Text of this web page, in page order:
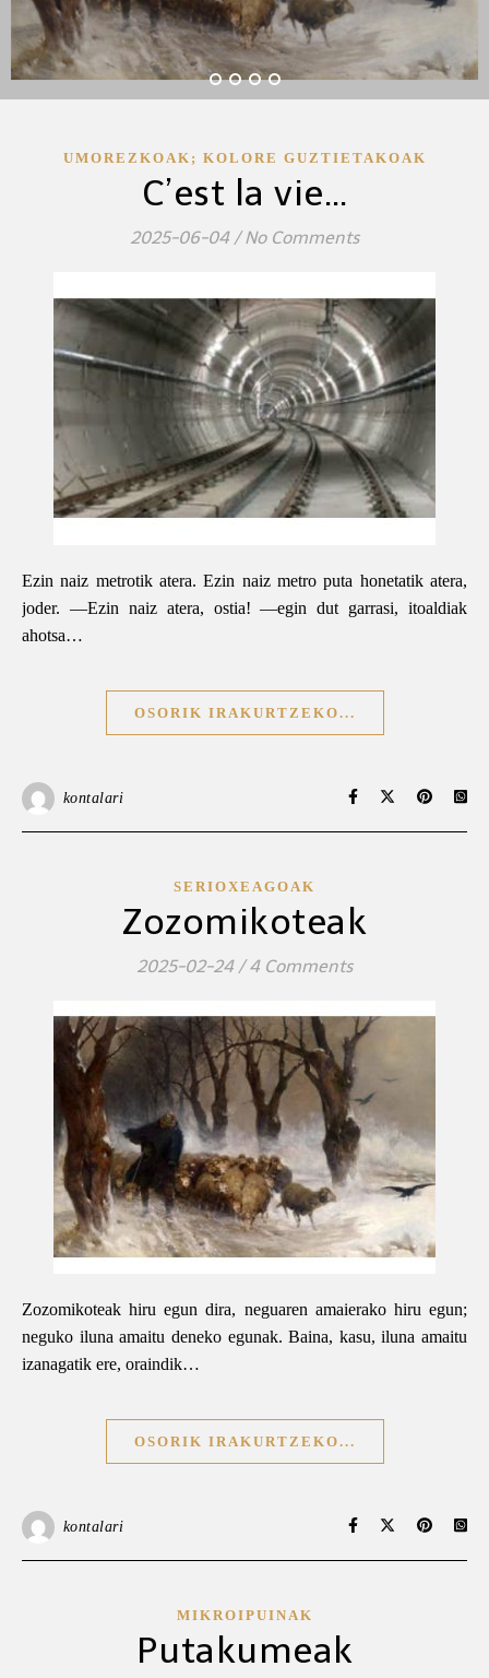
UMOREZKOAK; KOLORE GUZTIETAKOAK
C’est la vie…
2025-06-04 / No Comments
Ezin naiz metrotik atera. Ezin naiz metro puta honetatik atera,
joder. —Ezin naiz atera, ostia! —egin dut garrasi, itoaldiak
ahotsa…
OSORIK IRAKURTZEKO...
kontalari
SERIOXEAGOAK
Zozomikoteak
2025-02-24 / 4 Comments
Zozomikoteak hiru egun dira, neguaren amaierako hiru egun;
neguko iluna amaitu deneko egunak. Baina, kasu, iluna amaitu
izanagatik ere, oraindik…
OSORIK IRAKURTZEKO...
kontalari
MIKROIPUINAK
Putakumeak